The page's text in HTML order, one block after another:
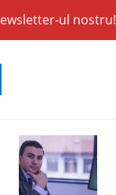
ul nostru!